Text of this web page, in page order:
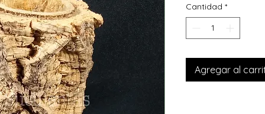
Cantidad *
Agregar al